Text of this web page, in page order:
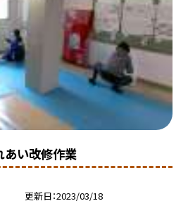
あい改修作業
更新日 2023/03/18